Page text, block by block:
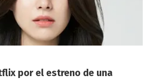
por el estreno de una